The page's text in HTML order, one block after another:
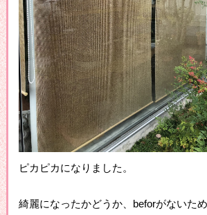
ピカピカになりました。
綺麗になったかどうか、beforがないた